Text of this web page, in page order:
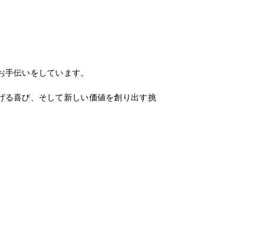
伝いをしています。
る喜び、そして新しい価値を創り出す挑